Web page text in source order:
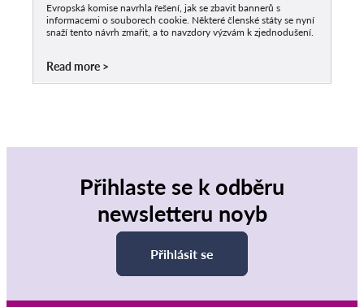
Evropská komise navrhla řešení, jak se zbavit bannerů s
informacemi o souborech cookie. Některé členské státy se nyní
snaží tento návrh zmařit, a to navzdory výzvám k zjednodušení.
Read more
Přihlaste se k odběru
newsletteru noyb
Přihlásit se